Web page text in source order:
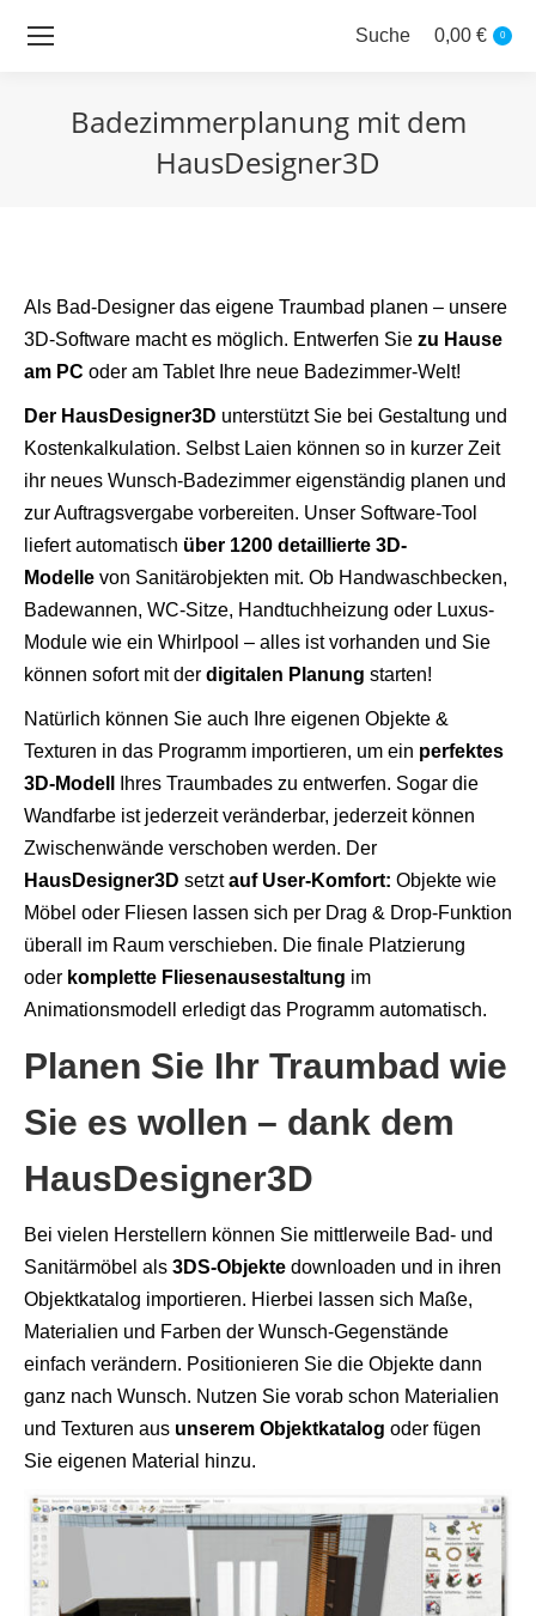
Search:
Suche 0,00 € 0
Badezimmerplanung mit dem
HausDesigner3D
Als Bad-Designer das eigene Traumbad planen – unsere
3D-Software macht es möglich. Entwerfen Sie zu Hause
am PC oder am Tablet Ihre neue Badezimmer-Welt!
Der HausDesigner3D unterstützt Sie bei Gestaltung und
Kostenkalkulation. Selbst Laien können so in kurzer Zeit
ihr neues Wunsch-Badezimmer eigenständig planen und
zur Auftragsvergabe vorbereiten. Unser Software-Tool
liefert automatisch über 1200 detaillierte 3D-
Modelle von Sanitärobjekten mit. Ob Handwaschbecken,
Badewannen, WC-Sitze, Handtuchheizung oder Luxus-
Module wie ein Whirlpool – alles ist vorhanden und Sie
können sofort mit der digitalen Planung starten!
Natürlich können Sie auch Ihre eigenen Objekte &
Texturen in das Programm importieren, um ein perfektes
3D-Modell
Ihres Traumbades zu entwerfen. Sogar die
Wandfarbe ist jederzeit veränderbar, jederzeit können
Zwischenwände verschoben werden. Der
HausDesigner3D setztauf User-Komfort: Objekte wie
Möbel oder Fliesen lassen sich per Drag & Drop-Funktion
überall im Raum verschieben. Die finale Platzierung
oder komplette Fliesenausestaltung im
Animationsmodell erledigt das Programm automatisch.
Planen Sie Ihr Traumbad wie
Sie es wollen – dank dem
HausDesigner3D
Bei vielen Herstellern können Sie mittlerweile Bad- und
Sanitärmöbel als 3DS-Objekte downloaden und in ihren
Objektkatalog importieren. Hierbei lassen sich Maße,
Materialien und Farben der Wunsch-Gegenstände
einfach verändern. Positionieren Sie die Objekte dann
ganz nach Wunsch. Nutzen Sie vorab schon Materialien
und Texturen aus unserem Objektkatalog oder fügen
Sie eigenen Material hinzu.